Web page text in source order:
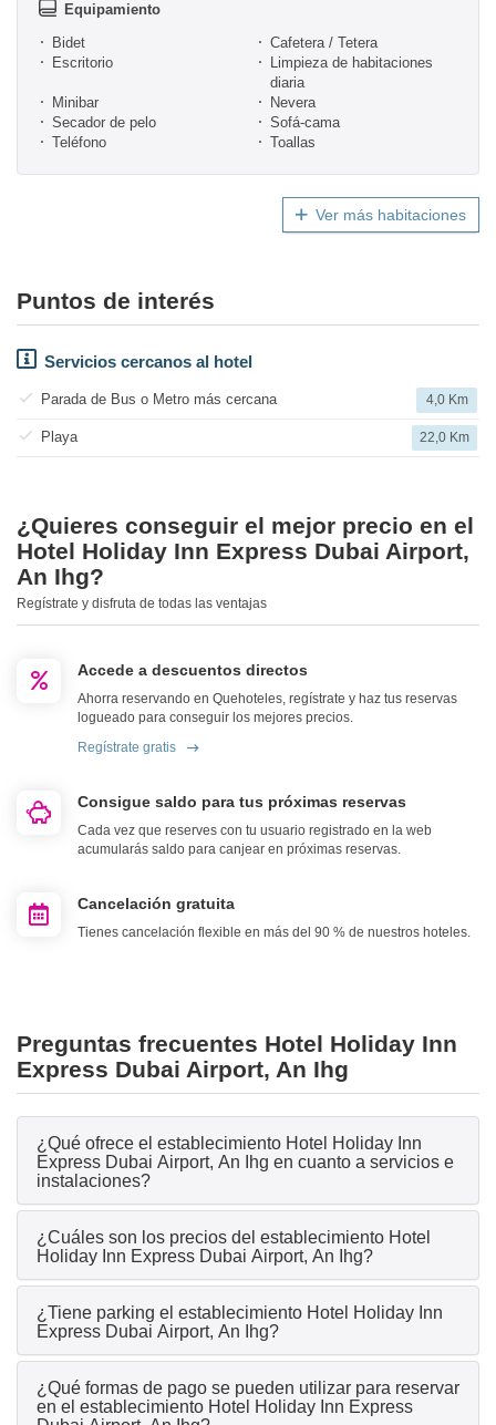
Equipamiento
Bidet
Cafetera / Tetera
Escritorio
Limpieza de habitaciones
diaria
Minibar
Nevera
Secador de pelo
Sofá-cama
Teléfono
Toallas
Ver más habitaciones
Puntos de interés
Servicios cercanos al hotel
Parada de Bus o Metro más cercana 4,0 Km
Playa 22,0 Km
¿Quieres conseguir el mejor precio en el
Hotel Holiday Inn Express Dubai Airport,
An Ihg?
Regístrate y disfruta de todas las ventajas
Accede a descuentos directos
Ahorra reservando en Quehoteles, regístrate y haz tus reservas
logueado para conseguir los mejores precios.
Regístrate gratis
Consigue saldo para tus próximas reservas
Cada vez que reserves con tu usuario registrado en la web
acumularás saldo para canjear en próximas reservas.
Cancelación gratuita
Tienes cancelación flexible en más del 90 % de nuestros hoteles.
Preguntas frecuentes Hotel Holiday Inn
Express Dubai Airport, An Ihg
¿Qué ofrece el establecimiento Hotel Holiday Inn
Express Dubai Airport, An Ihg en cuanto a servicios e
instalaciones?
¿Cuáles son los precios del establecimiento Hotel
Holiday Inn Express Dubai Airport, An Ihg?
¿Tiene parking el establecimiento Hotel Holiday Inn
Express Dubai Airport, An Ihg?
¿Qué formas de pago se pueden utilizar para reservar
en el establecimiento Hotel Holiday Inn Express